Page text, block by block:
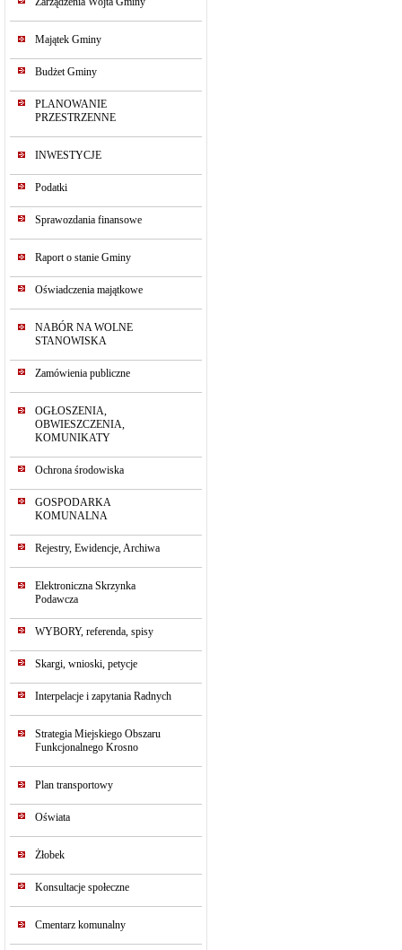
Majątek Gminy
Budżet Gminy
PLANOWANIE
PRZESTRZENNE
INWESTYCJE
Podatki
Sprawozdania finansowe
Raport o stanie Gminy
Oświadczenia majątkowe
NABÓR NA WOLNE
STANOWISKA
Zamówienia publiczne
OGŁOSZENIA,
OBWIESZCZENIA,
KOMUNIKATY
Ochrona środowiska
GOSPODARKA
KOMUNALNA
Rejestry, Ewidencje, Archiwa
Elektroniczna Skrzynka
Podawcza
WYBORY, referenda, spisy
Skargi, wnioski, petycje
Interpelacje i zapytania Radnych
Strategia Miejskiego Obszaru
Funkcjonalnego Krosno
Plan transportowy
Oświata
Żłobek
Konsultacje społeczne
Cmentarz komunalny